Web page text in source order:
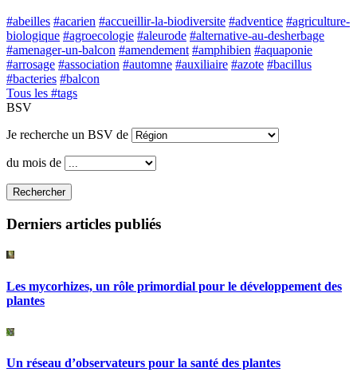
#abeilles #acarien #accueillir-la-biodiversite #adventice #agriculture-
biologique #agroecologie #aleurode #alternative-au-desherbage
#amenager-un-balcon #amendement #amphibien #aquaponie
#arrosage #association #automne #auxiliaire #azote #bacillus
#bacteries #balcon
Tous les #tags
BSV
Je recherche un BSV de
du mois de
Rechercher
Derniers articles publiés
Les mycorhizes, un rôle primordial pour le développement des
plantes
Un réseau d’observateurs pour la santé des plantes